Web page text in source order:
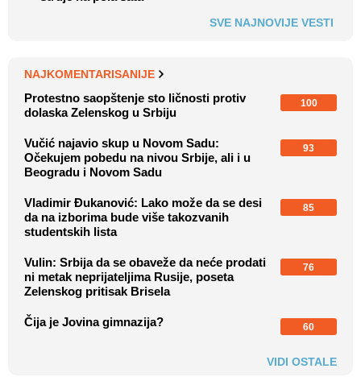
SVE NAJNOVIJE VESTI
NAJKOMENTARISANIJE
Protestno saopštenje sto ličnosti protiv
dolaska Zelenskog u Srbiju
100
Vučić najavio skup u Novom Sadu:
Očekujem pobedu na nivou Srbije, ali i u
Beogradu i Novom Sadu
93
Vladimir Đukanović: Lako može da se desi
da na izborima bude više takozvanih
studentskih lista
85
Vulin: Srbija da se obaveže da neće prodati
ni metak neprijateljima Rusije, poseta
Zelenskog pritisak Brisela
76
Čija je Jovina gimnazija? 60
VIDI OSTALE